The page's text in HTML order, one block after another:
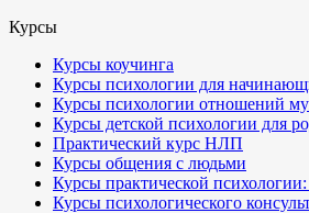
Курсы
Курсы коучинга
Курсы психологии для
Курсы психологии отношений
Курсы детской психологии для
Практический курс НЛП
Курсы общения с людьми
Курсы практической
Курсы психологического